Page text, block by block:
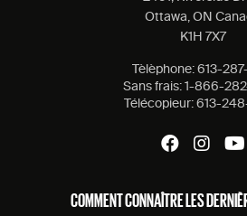
Ottawa, ON
K1H 7X7
Tèlèphone: 613-
Sans frais: 1-866-
Télécopieur: 613-
COMMENT CONNAÎTRE LES